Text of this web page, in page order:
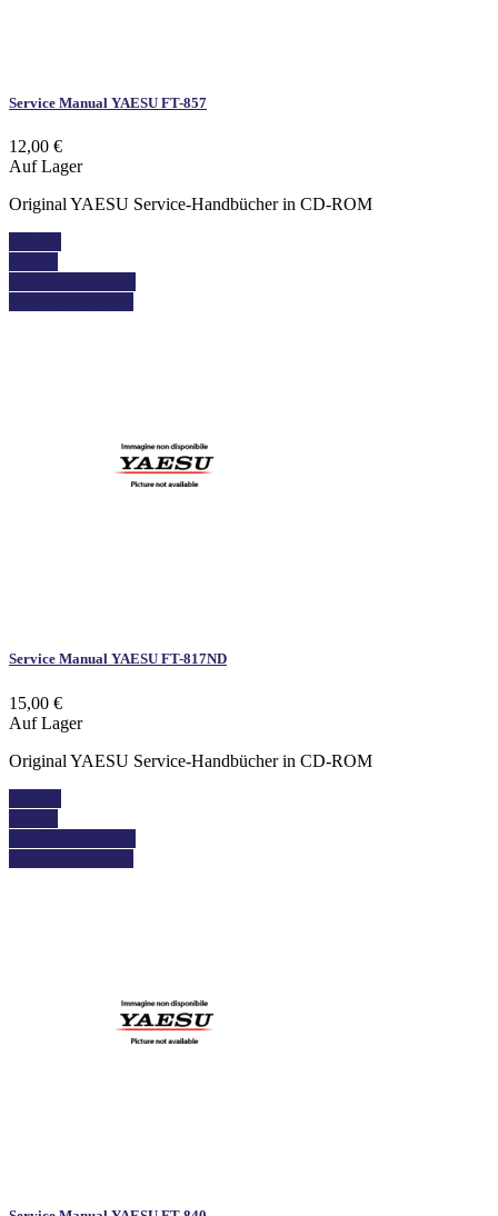
Service Manual YAESU FT-857
12,00 €
Auf Lager
Original YAESU Service-Handbücher in CD-ROM
Service Manual YAESU FT-817ND
15,00 €
Auf Lager
Original YAESU Service-Handbücher in CD-ROM